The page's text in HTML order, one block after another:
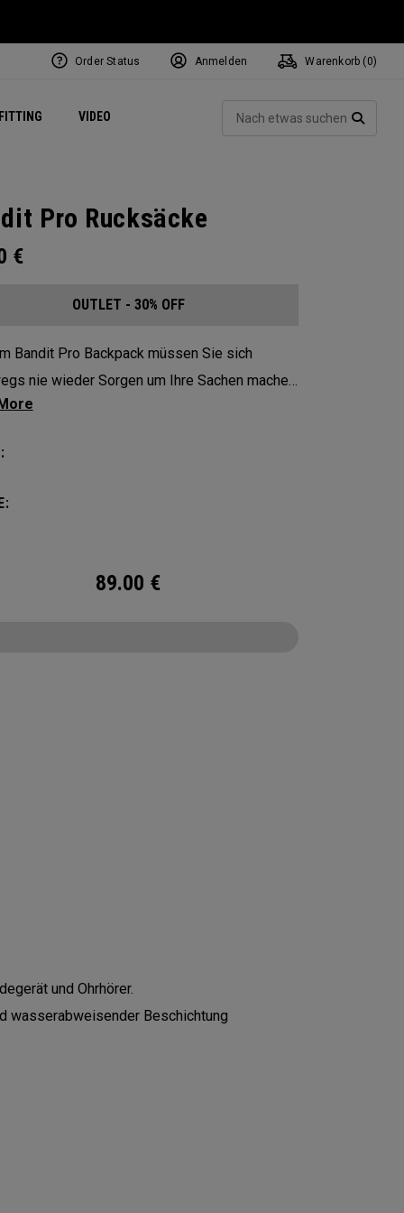
VIDEO Exclusive Mavrik Complete Sets
Exklusiv - Golfbälle
Women's Golf Balls
Exklusiv - Zubehör
Regional Performance Centers
Order Status Anmelden Warenkorb ( 0)
Pro Rucksäcke
€
OUTLET - 30% OFF
Bandit Pro Backpack müssen Sie sich
nie wieder Sorgen um Ihre Sachen machen.
Mission Control Organization macht
Reisebegleiter nicht zu kompliziert
89.00 €
und Ohrhörer.
wasserabweisender Beschichtung